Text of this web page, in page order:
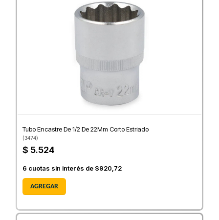
Tubo Encastre De 1/2 De 22Mm Corto Estriado
(3474)
$ 5.524
6 cuotas sin interés de $920,72
AGREGAR